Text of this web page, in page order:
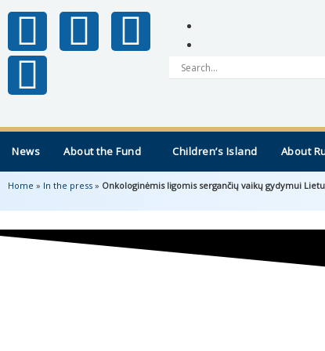
News About the Fund Children’s Island About
Home » In the press » Onkologinėmis ligomis sergančių vaikų gydymui